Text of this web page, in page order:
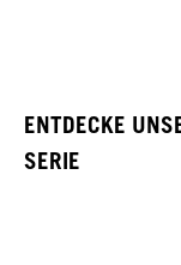
ENTDECKE
SERIE